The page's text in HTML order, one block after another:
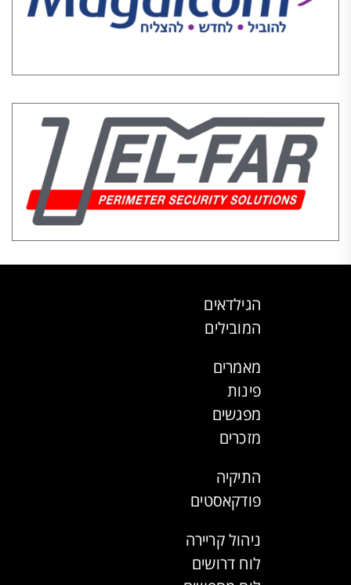
הגילדאים
המובילים
מאמרים
פינות
מפגשים
מזכרים
התיקיה
פודקאסטים
ניהול קריירה
לוח דרושים